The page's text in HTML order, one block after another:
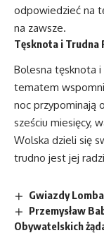
odpowiedzieć na
na zawsze.
Tęsknota i Trudna
Bolesna tęsknota i
tematem
noc przypominają
sześciu miesięcy,
Wolska dzieli się
trudno jest jej
Gwiazdy
Przemysław
Obywatelskich